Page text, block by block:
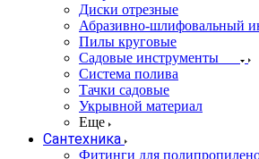
Диски отрезные
Абразивно-шлифовальный
Пилы круговые
Садовые инструменты
Система полива
Тачки садовые
Укрывной материал
Еще
Сантехника
Фитинги для